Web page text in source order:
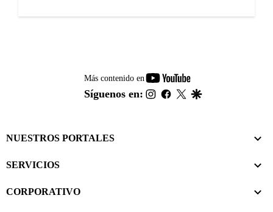
Más contenido en
youtube-
footer
Síguenos en: instagram
facebook
twitter
NUESTROS PORTALES
SERVICIOS
CORPORATIVO